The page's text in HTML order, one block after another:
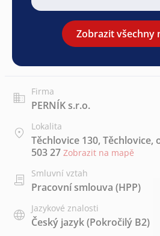
Zobrazit všechny
Firma
PERNÍK s.r.o.
Lokalita
Těchlovice 130, Těchlovice,
503 27 Zobrazit na mapě
Smluvní vztah
Pracovní smlouva (HPP)
Jazykové znalosti
Český jazyk(Pokročilý B2)